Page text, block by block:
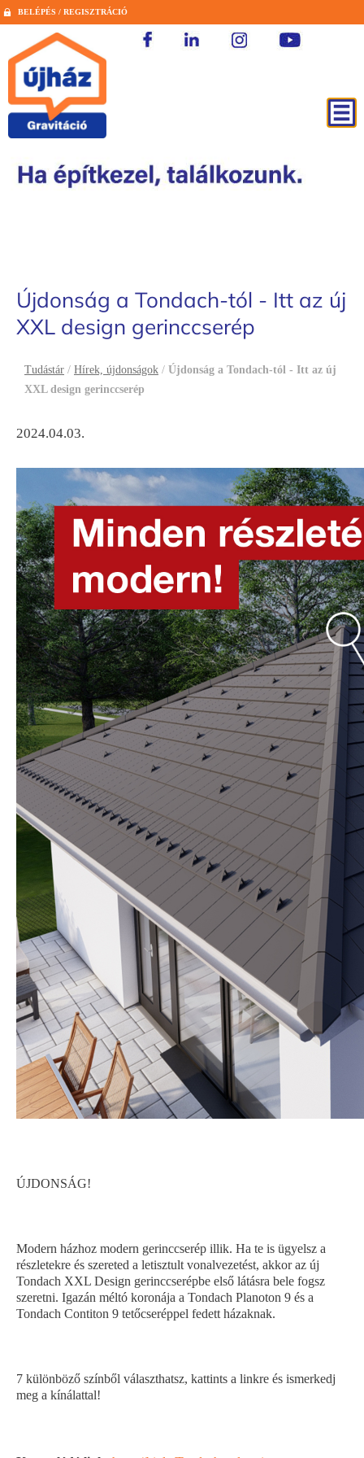
BELÉPÉS / REGISZTRÁCIÓ
Újdonság a Tondach-tól - Itt az új
XXL design gerinccserép
Tudástár / Hírek, újdonságok / Újdonság a Tondach-tól - Itt az új
XXL design gerinccserép
2024.04.03.
ÚJDONSÁG!
Modern házhoz modern gerinccserép illik. Ha te is ügyelsz a
részletekre és szereted a letisztult vonalvezetést, akkor az új
Tondach XXL Design gerinccserépbe első látásra bele fogsz
szeretni. Igazán méltó koronája a Tondach Planoton 9 és a
Tondach Contiton 9 tetőcseréppel fedett házaknak.
7 különböző színből választhatsz, kattints a linkre és ismerkedj
meg a kínálattal!